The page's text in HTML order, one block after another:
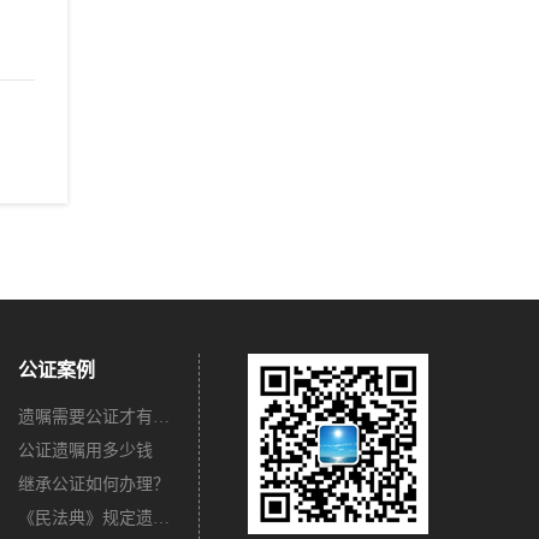
公证案例
遗嘱需要公证才有法律效力吗？
公证遗嘱用多少钱
继承公证如何办理？
《民法典》规定遗嘱不公证有法律效力吗？